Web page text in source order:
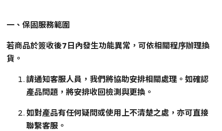
一、保固服務範圍
若商品於簽收後7日內發生功能異常，可依相關程序辦理換
貨。
請通知客服人員，我們將協助安排相關處理。如確認
產品問題，將安排收回檢測與更換。
如對產品有任何疑問或使用上不清楚之處，亦可直接
聯繫客服。